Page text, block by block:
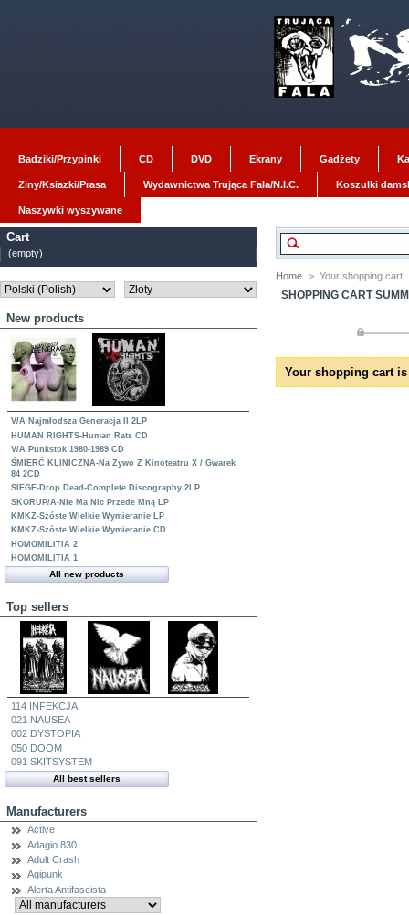
Badziki/Przypinki CD DVD Ekrany Gadżety
Ziny/Ksiazki/Prasa Wydawnictwa Trująca Fala/N.I.C. Koszulki
Naszywki wyszywane
Cart
(empty)
New products
V/A Najmłodsza Generacja II 2LP
HUMAN RIGHTS-Human Rats CD
V/A Punkstok 1980-1989 CD
ŚMIERĆ KLINICZNA-Na Żywo Z Kinoteatru X / Gwarek
84 2CD
SIEGE-Drop Dead-Complete Discography 2LP
SKORUP/A-Nie Ma Nic Przede Mną LP
KMKZ-Szóste Wielkie Wymieranie LP
KMKZ-Szóste Wielkie Wymieranie CD
HOMOMILITIA 2
HOMOMILITIA 1
All new products
Top sellers
114 INFEKCJA
021 NAUSEA
002 DYSTOPIA
050 DOOM
091 SKITSYSTEM
All best sellers
Manufacturers
Active
Adagio 830
Adult Crash
Agipunk
Alerta Antifascista
Home > Your shopping cart
SHOPPING CART
Your shopping cart